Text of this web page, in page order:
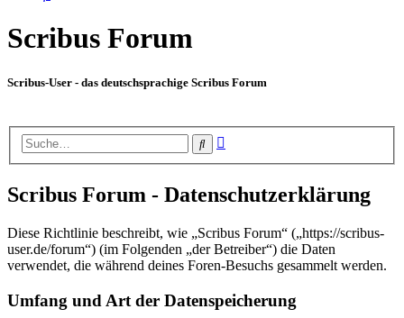
Scribus Forum
Scribus-User - das deutschsprachige Scribus Forum
Suche
Scribus Forum - Datenschutzerklärung
Diese Richtlinie beschreibt, wie „Scribus Forum“ („https://scribus-
user.de/forum“) (im Folgenden „der Betreiber“) die Daten
verwendet, die während deines Foren-Besuchs gesammelt werden.
Umfang und Art der Datenspeicherung